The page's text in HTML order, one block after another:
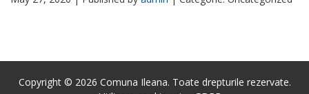
Copyright © 2026 Comuna Ileana. Toate drepturile rezervate.